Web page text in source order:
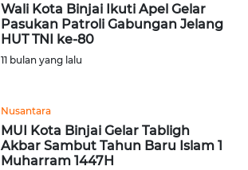
Wali Kota Binjai Ikuti Apel Gelar
Pasukan Patroli Gabungan Jelang
HUT TNI ke-80
11 bulan yang lalu
Nusantara
MUI Kota Binjai Gelar Tabligh
Akbar Sambut Tahun Baru Islam 1
Muharram 1447H